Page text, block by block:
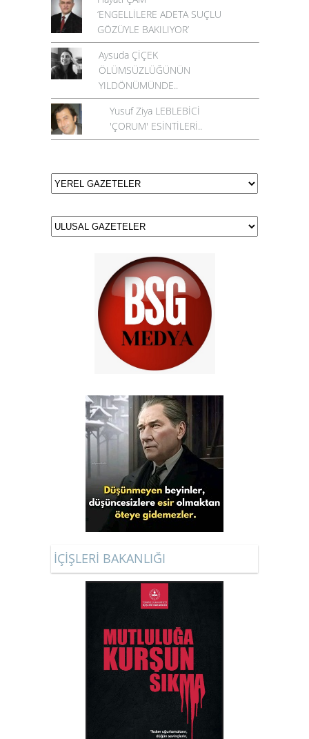
‘ENGELLİLERE ADETA SUÇLU
GÖZÜYLE BAKILIYOR’
Aysuda ÇİÇEK
ÖLÜMSÜZLÜĞÜNÜN
YILDÖNÜMÜNDE..
Yusuf Ziya LEBLEBİCİ
'ÇORUM' ESİNTİLERİ..
İÇİŞLERİ BAKANLIĞI